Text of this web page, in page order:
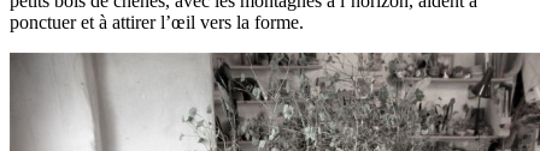
ponctuer et à attirer l’œil vers la forme.